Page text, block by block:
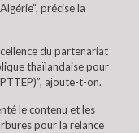
précise la
du partenariat
thaïlandaise pour
ajoute-t-on.
le contenu et les
pour la relance